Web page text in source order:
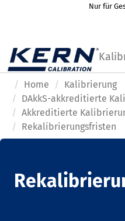
Nur für
Home
Kalibrierung
DAkkS-akkreditierte
Akkreditierte
Rekalibrierungsfristen